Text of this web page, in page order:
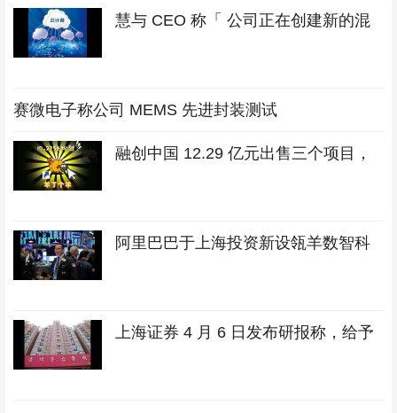
慧与 CEO 称「 公司正在创建新的混
赛微电子称公司 MEMS 先进封装测试
融创中国 12.29 亿元出售三个项目，
阿里巴巴于上海投资新设瓴羊数智科
上海证券 4 月 6 日发布研报称，给予